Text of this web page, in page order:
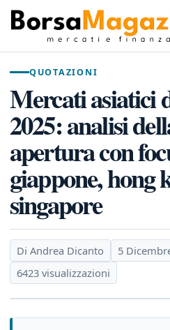
QUOTAZIONI
Mercati asiatici
2025: analisi
apertura con
giappone, hong
singapore
Di Andrea Dicanto
5
6423 visualizzazioni